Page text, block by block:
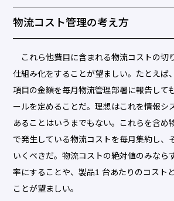
物流コスト管理の考え方
これら他費目に含まれる物流コストの切
仕組み化をすることが望ましい。たとえば
項目の金額を毎月物流管理部署に報告して
ールを定めることだ。理想はこれを情報シ
あることはいうまでもない。これらを含め
で発生している物流コストを毎月集約し、
いくべきだ。物流コストの絶対値のみなら
率にすることや、製品1 台あたりのコスト
ことが望ましい。